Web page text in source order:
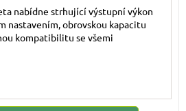
nabídne strhující výstupní výkon
nastavením, obrovskou kapacitu
kompatibilitu se všemi